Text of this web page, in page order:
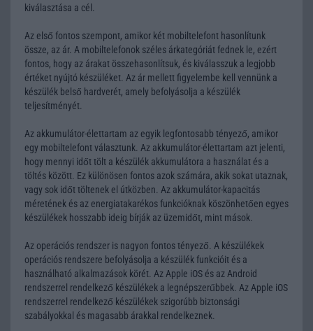
kiválasztása a cél.
Az első fontos szempont, amikor két mobiltelefont hasonlítunk
össze, az ár. A mobiltelefonok széles árkategóriát fednek le, ezért
fontos, hogy az árakat összehasonlítsuk, és kiválasszuk a legjobb
értéket nyújtó készüléket. Az ár mellett figyelembe kell vennünk a
készülék belső hardverét, amely befolyásolja a készülék
teljesítményét.
Az akkumulátor-élettartam az egyik legfontosabb tényező, amikor
egy mobiltelefont választunk. Az akkumulátor-élettartam azt jelenti,
hogy mennyi időt tölt a készülék akkumulátora a használat és a
töltés között. Ez különösen fontos azok számára, akik sokat utaznak,
vagy sok időt töltenek el útközben. Az akkumulátor-kapacitás
méretének és az energiatakarékos funkcióknak köszönhetően egyes
készülékek hosszabb ideig bírják az üzemidőt, mint mások.
Az operációs rendszer is nagyon fontos tényező. A készülékek
operációs rendszere befolyásolja a készülék funkcióit és a
használható alkalmazások körét. Az Apple iOS és az Android
rendszerrel rendelkező készülékek a legnépszerűbbek. Az Apple iOS
rendszerrel rendelkező készülékek szigorúbb biztonsági
szabályokkal és magasabb árakkal rendelkeznek.